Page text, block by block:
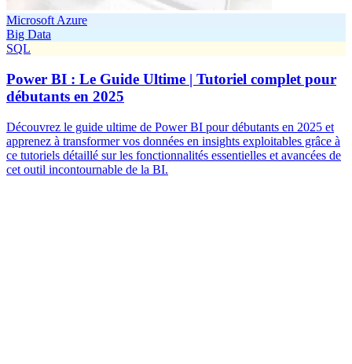
Microsoft Azure
Big Data
SQL
Power BI : Le Guide Ultime | Tutoriel complet pour
débutants en 2025
Découvrez le guide ultime de Power BI pour débutants en 2025 et
apprenez à transformer vos données en insights exploitables grâce à
ce tutoriels détaillé sur les fonctionnalités essentielles et avancées de
cet outil incontournable de la BI.